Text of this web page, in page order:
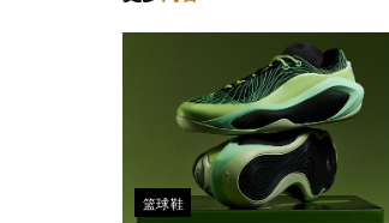
篮球鞋